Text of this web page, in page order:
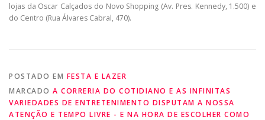
lojas da Oscar Calçados do Novo Shopping (Av. Pres. Kennedy, 1.500) e
do Centro (Rua Álvares Cabral, 470).
POSTADO EM FESTA E LAZER
MARCADO A CORRERIA DO COTIDIANO E AS INFINITAS
VARIEDADES DE ENTRETENIMENTO DISPUTAM A NOSSA
ATENÇÃO E TEMPO LIVRE - E NA HORA DE ESCOLHER COMO